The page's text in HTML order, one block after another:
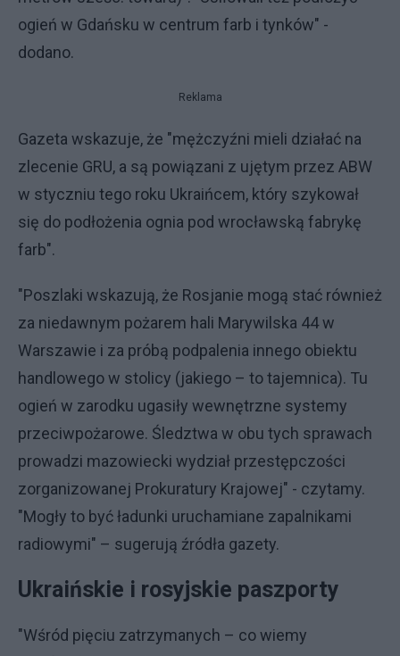
ogień w Gdańsku w centrum farb i tynków" -
dodano.
Reklama
Gazeta wskazuje, że "mężczyźni mieli działać na
zlecenie GRU, a są powiązani z ujętym przez ABW
w styczniu tego roku Ukraińcem, który szykował
się do podłożenia ognia pod wrocławską fabrykę
farb".
"Poszlaki wskazują, że Rosjanie mogą stać również
za niedawnym pożarem hali Marywilska 44 w
Warszawie i za próbą podpalenia innego obiektu
handlowego w stolicy (jakiego – to tajemnica). Tu
ogień w zarodku ugasiły wewnętrzne systemy
przeciwpożarowe. Śledztwa w obu tych sprawach
prowadzi mazowiecki wydział przestępczości
zorganizowanej Prokuratury Krajowej" - czytamy.
"Mogły to być ładunki uruchamiane zapalnikami
radiowymi" – sugerują źródła gazety.
Ukraińskie i rosyjskie paszporty
"Wśród pięciu zatrzymanych – co wiemy